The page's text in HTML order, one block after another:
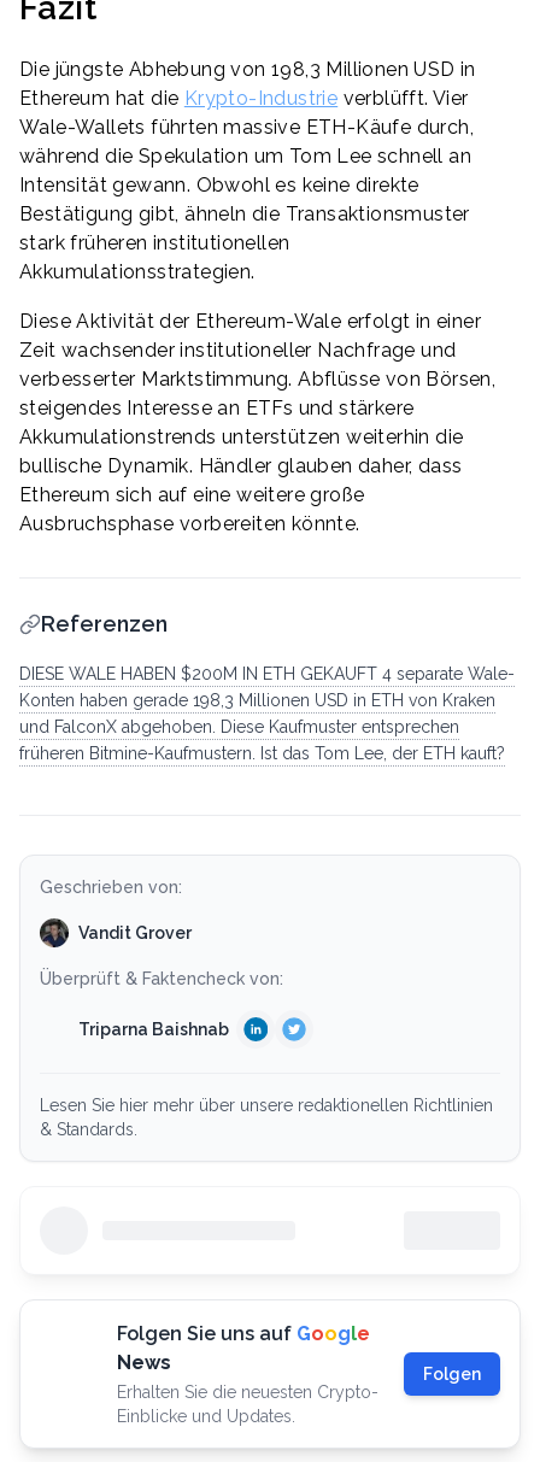
Die jüngste Abhebung von 198,3 Millionen USD in
Ethereum hat die Krypto-Industrie verblüfft. Vier
Wale-Wallets führten massive ETH-Käufe durch,
während die Spekulation um Tom Lee schnell an
Intensität gewann. Obwohl es keine direkte
Bestätigung gibt, ähneln die Transaktionsmuster
stark früheren institutionellen
Akkumulationsstrategien.
Diese Aktivität der Ethereum-Wale erfolgt in einer
Zeit wachsender institutioneller Nachfrage und
verbesserter Marktstimmung. Abflüsse von Börsen,
steigendes Interesse an ETFs und stärkere
Akkumulationstrends unterstützen weiterhin die
bullische Dynamik. Händler glauben daher, dass
Ethereum sich auf eine weitere große
Ausbruchsphase vorbereiten könnte.
Referenzen
DIESE WALE HABEN $200M IN ETH GEKAUFT 4 separate Wale-
Konten haben gerade 198,3 Millionen USD in ETH von Kraken
und FalconX abgehoben. Diese Kaufmuster entsprechen
früheren Bitmine-Kaufmustern. Ist das Tom Lee, der ETH kauft?
Geschrieben von:
Vandit Grover
Überprüft & Faktencheck von:
Triparna Baishnab
Lesen Sie hier mehr über unsere redaktionellen Richtlinien
& Standards.
Folgen Sie uns auf Google
News
Erhalten Sie die neuesten Crypto-
Einblicke und Updates.
Folgen